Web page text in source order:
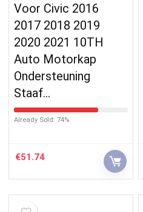
Voor Civic 2016
2017 2018 2019
2020 2021 10TH
Auto Motorkap
Ondersteuning
Staaf…
Already Sold: 74%
€51.74